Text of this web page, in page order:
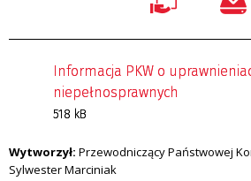
Informacja PKW o
niepełnosprawnych
518 kB
Wytworzył: Przewodniczący Państwowej
Sylwester Marciniak